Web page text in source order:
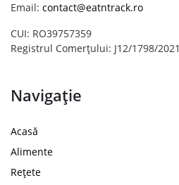
Email: contact@eatntrack.ro
CUI: RO39757359
Registrul Comerțului: J12/1798/2021
Navigație
Acasă
Alimente
Rețete